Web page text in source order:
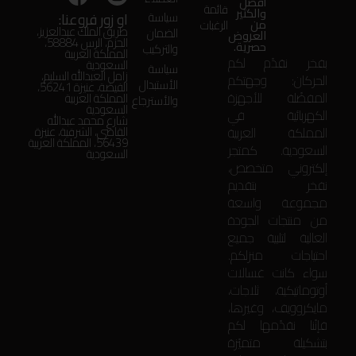
والكثير
من
العروض
حصرية.
بفخر نقدّم لكم
الحركان: وجهتكم
المفضّلة للأجهزة
الكهربائية في
المملكة العربية
السعودية. كمتجر
إلكتروني متخصص،
نفخر بتقديم
مجموعة واسعة
من منتجات الجودة
العالية لتلبية جميع
احتياجات منزلكم.
سواء كانت غسالات
أوتوماتيكية، ثلاجات،
مايكروويف، وغيرها،
فإنّنا نقدّمها لكم
بتشكيلة متميّزة
قائمة
الرغبات
سياسة
الضمان
والتركيب
سياسة
الأستبدال
والأسترجاع
او زور فروعنا:
طريق الملك عبدالعزيز،
الحزم، الرس 58884،
المملكة العربية
السعودية
زامل العبدالله السليم،
الفيضة، عنيزة 56241،
المملكة العربية
السعودية
شارع محمد عبدالله
القاضي، الشرقية، عنيزة
56439، المملكة العربية
السعودية